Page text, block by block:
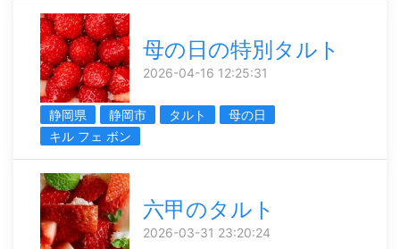
母の日の特別タルト
2026-04-16 12:25:31
静岡県 静岡市 タルト
母の日
キル フェ ボン
六甲のタルト
2026-03-31 23:20:24